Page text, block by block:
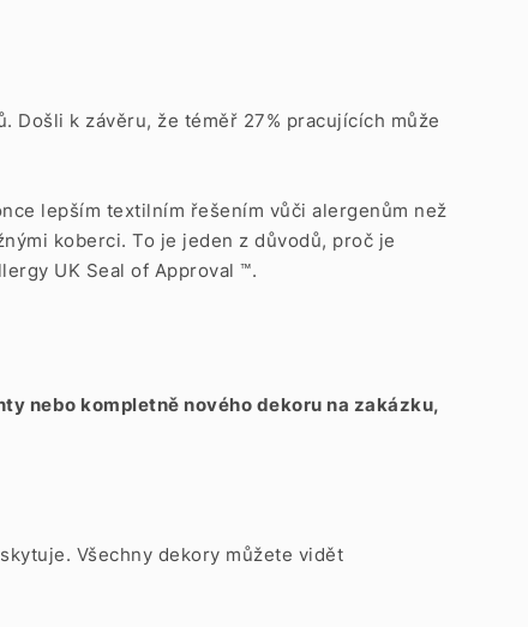
Došli k závěru, že téměř 27% pracujících může
lepším textilním řešením vůči alergenům než
koberci. To je jeden z důvodů, proč je
UK Seal of Approval ™.
nebo kompletně nového dekoru na zakázku,
Všechny dekory můžete vidět